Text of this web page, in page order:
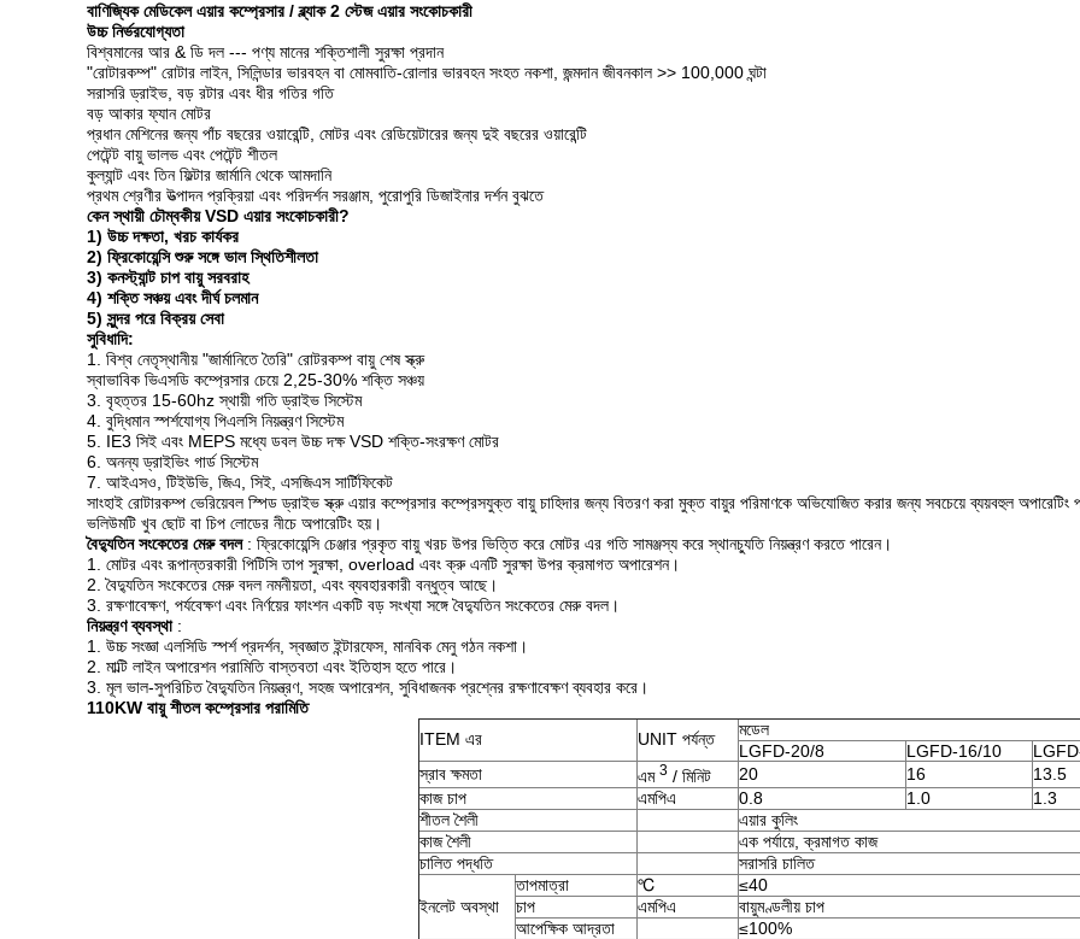
বাণিজ্যিক মেডিকেল এয়ার কম্প্রেসার / ব্ল্যাক 2 স্টেজ এয়ার সংকোচকারী
উচ্চ নির্ভরযোগ্যতা
বিশ্বমানের আর & ডি দল --- পণ্য মানের শক্তিশালী সুরক্ষা প্রদান
"রোটারকম্প" রোটার লাইন, সিলিন্ডার ভারবহন বা মোমবাতি-রোলার ভারবহন সংহত নকশা, জন্মদান জীবনকাল >> 100,000 ঘন্টা
সরাসরি ড্রাইভ, বড় রটার এবং ধীর গতির গতি
বড় আকার ফ্যান মোটর
প্রধান মেশিনের জন্য পাঁচ বছরের ওয়ারেন্টি, মোটর এবং রেডিয়েটারের জন্য দুই বছরের ওয়ারেন্টি
পেটেন্ট বায়ু ভালভ এবং পেটেন্ট শীতল
কুল্যান্ট এবং তিন ফিল্টার জার্মানি থেকে আমদানি
প্রথম শ্রেণীর উত্পাদন প্রক্রিয়া এবং পরিদর্শন সরঞ্জাম, পুরোপুরি ডিজাইনার দর্শন বুঝতে
কেন স্থায়ী চৌম্বকীয় VSD এয়ার সংকোচকারী?
1) উচ্চ দক্ষতা, খরচ কার্যকর
2) ফ্রিকোয়েন্সি শুরু সঙ্গে ভাল স্থিতিশীলতা
3) কনস্ট্যান্ট চাপ বায়ু সরবরাহ
4) শক্তি সঞ্চয় এবং দীর্ঘ চলমান
5) সুন্দর পরে বিক্রয় সেবা
সুবিধাদি:
1. বিশ্ব নেতৃস্থানীয় "জার্মানিতে তৈরি" রোটরকম্প বায়ু শেষ স্ক্রু
স্বাভাবিক ভিএসডি কম্প্রেসার চেয়ে 2,25-30% শক্তি সঞ্চয়
3. বৃহত্তর 15-60hz স্থায়ী গতি ড্রাইভ সিস্টেম
4. বুদ্ধিমান স্পর্শযোগ্য পিএলসি নিয়ন্ত্রণ সিস্টেম
5. IE3 সিই এবং MEPS মধ্যে ডবল উচ্চ দক্ষ VSD শক্তি-সংরক্ষণ মোটর
6. অনন্য ড্রাইভিং গার্ড সিস্টেম
7. আইএসও, টিইউভি, জিএ, সিই, এসজিএস সার্টিফিকেট
সাংহাই রোটারকম্প ভেরিয়েবল স্পিড ড্রাইভ স্ক্রু এয়ার কম্প্রেসার কম্প্রেসযুক্ত বায়ু চাহিদার জন্য বিতরণ করা মুক্ত বায়ুর পরিমাণকে অভিযোজিত করার জন্য সবচেয়ে ব্যয়বহুল অপারেটিং
ভলিউমটি খুব ছোট বা চিপ লোডের নীচে অপারেটিং হয়।
বৈদ্যুতিন সংকেতের মেরু বদল: ফ্রিকোয়েন্সি চেঞ্জার প্রকৃত বায়ু খরচ উপর ভিত্তি করে মোটর এর গতি সামঞ্জস্য করে স্থানচ্যুতি নিয়ন্ত্রণ করতে পারেন।
1. মোটর এবং রূপান্তরকারী পিটিসি তাপ সুরক্ষা, overload এবং ক্রু এনটি সুরক্ষা উপর ক্রমাগত অপারেশন।
2. বৈদ্যুতিন সংকেতের মেরু বদল নমনীয়তা, এবং ব্যবহারকারী বন্ধুত্ব আছে।
3. রক্ষণাবেক্ষণ, পর্যবেক্ষণ এবং নির্ণয়ের ফাংশন একটি বড় সংখ্যা সঙ্গে বৈদ্যুতিন সংকেতের মেরু বদল।
নিয়ন্ত্রণ ব্যবস্থা:
1. উচ্চ সংজ্ঞা এলসিডি স্পর্শ প্রদর্শন, স্বজ্ঞাত ইন্টারফেস, মানবিক মেনু গঠন নকশা।
2. মাল্টি লাইন অপারেশন পরামিতি বাস্তবতা এবং ইতিহাস হতে পারে।
3. মূল ভাল-সুপরিচিত বৈদ্যুতিন নিয়ন্ত্রণ, সহজ অপারেশন, সুবিধাজনক প্রশ্নের রক্ষণাবেক্ষণ ব্যবহার করে।
110KW বায়ু শীতল কম্প্রেসার পরামিতি
ITEM এর
UNIT পর্যন্ত
মডেল
LGFD-20/8
LGFD-16/10
স্রাব ক্ষমতা
এম 3 / মিনিট 20 16
13.5
কাজ চাপ
এমপিএ 0.8 1.0
1.3
শীতল শৈলী
এয়ার কুলিং
কাজ শৈলী
এক পর্যায়ে, ক্রমাগত কাজ
চালিত পদ্ধতি
সরাসরি চালিত
ইনলেট অবস্থা
তাপমাত্রা ℃
≤40
চাপ
এমপিএ
বায়ুমণ্ডলীয় চাপ
আপেক্ষিক আদ্রতা
≤100%